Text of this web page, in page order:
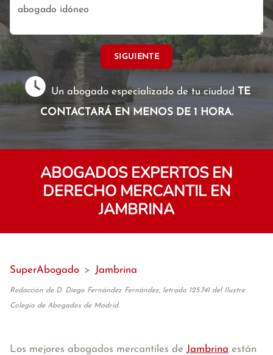
SIGUIENTE
Un abogado especializado de tu ciudadTE
CONTACTARÁ EN MENOS DE 1 HORA.
ABOGADOS EXPERTOS EN
DERECHO MERCANTIL EN
JAMBRINA
SuperAbogado > Jambrina
Redacción de D. Diego Fernández Fernández, letrado 125.741 del Ilustre
Colegio de Abogados de Madrid.
Los mejores abogados mercantiles de Jambrina están